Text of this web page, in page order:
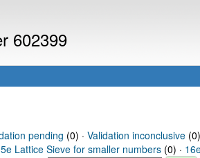
602399
pending (0) · Validation inconclusive(0)
Lattice Sieve for smaller numbers (0) ·